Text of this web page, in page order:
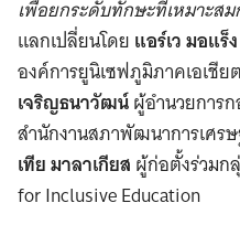
เพื่อยกระดับทักษะที่เหมาะ
แลกเปลี่ยนโดย แอร์เว มอแร็ง
องค์การยูนิเซฟภูมิภาคเอเชี
เจริญธนาวัฒน์ผู้อำนวยการ
สำนักงานสภาพัฒนาการเศร
เทีย มาลาเกียส ผู้ก่อตั้งร่วมก
for Inclusive Education